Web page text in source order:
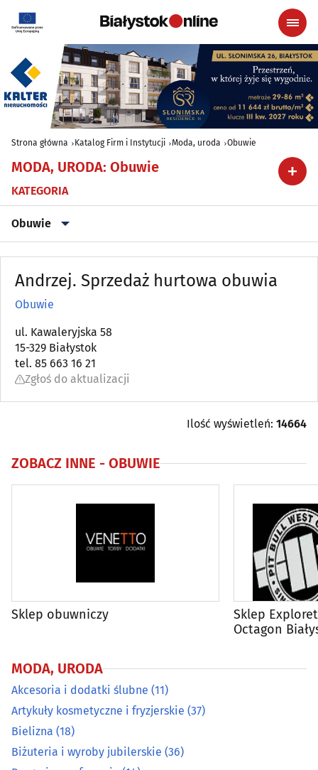
Strona główna Katalog Firm i Instytucji Moda, uroda Obuwie
MODA, URODA: Obuwie
KATEGORIA
Obuwie
Akcesoria i dodatki ślubne(11)
Artykuły kosmetyczne i fryzjerskie
Bielizna(18)
Biżuteria i wyroby jubilerskie
Drogerie, perfumerie(14)
(32)
Odnowa biologiczna(31)
Odzież ciążowa(2)
Odzież dżinsowa(9)
Odzież i konfekcja
Odzież męska(14)
Andrzej. Sprzedaż hurtowa obuwia
Obuwie
ul. Kawaleryjska 58
15-329 Białystok
tel. 85 663 16 21
Zgłoś do aktualizacji
Ilość wyświetleń: 14664
ZOBACZ INNE - OBUWIE
Sklep obuwniczy
Sklep
Octagon
MODA, URODA
Akcesoria i dodatki ślubne (11)
Artykuły kosmetyczne i fryzjerskie (37)
Bielizna (18)
Biżuteria i wyroby jubilerskie (36)